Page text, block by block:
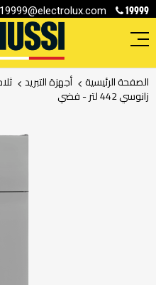
19999
الصفحة الرئيسية أجهزة التبريد
زانوسي 442 لتر - فضي